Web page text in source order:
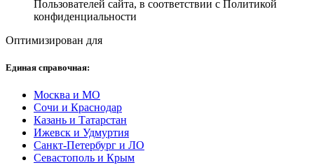
Пользователей сайта, в соответствии с Политикой
конфиденциальности
Оптимизирован для
Единая справочная:
Москва и МО
Сочи и Краснодар
Казань и Татарстан
Ижевск и Удмуртия
Санкт-Петербург и ЛО
Севастополь и Крым